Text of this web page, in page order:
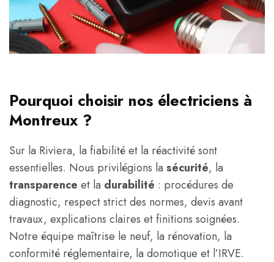
Pourquoi choisir nos électriciens à
Montreux ?
Sur la Riviera, la fiabilité et la réactivité sont
essentielles. Nous privilégions la sécurité, la
transparence et la durabilité : procédures de
diagnostic, respect strict des normes, devis avant
travaux, explications claires et finitions soignées.
Notre équipe maîtrise le neuf, la rénovation, la
conformité réglementaire, la domotique et l’IRVE.